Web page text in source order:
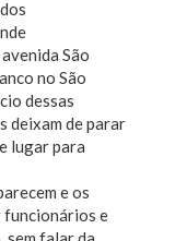
São
no São
dessas
deixam de parar
lugar para
e os
funcionários e